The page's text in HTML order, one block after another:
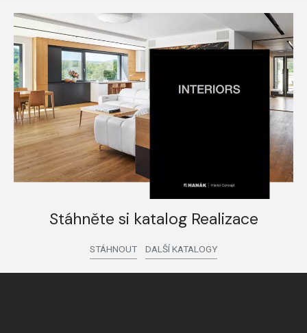
Stáhněte si katalog Realizace
STÁHNOUT DALŠÍ KATALOGY